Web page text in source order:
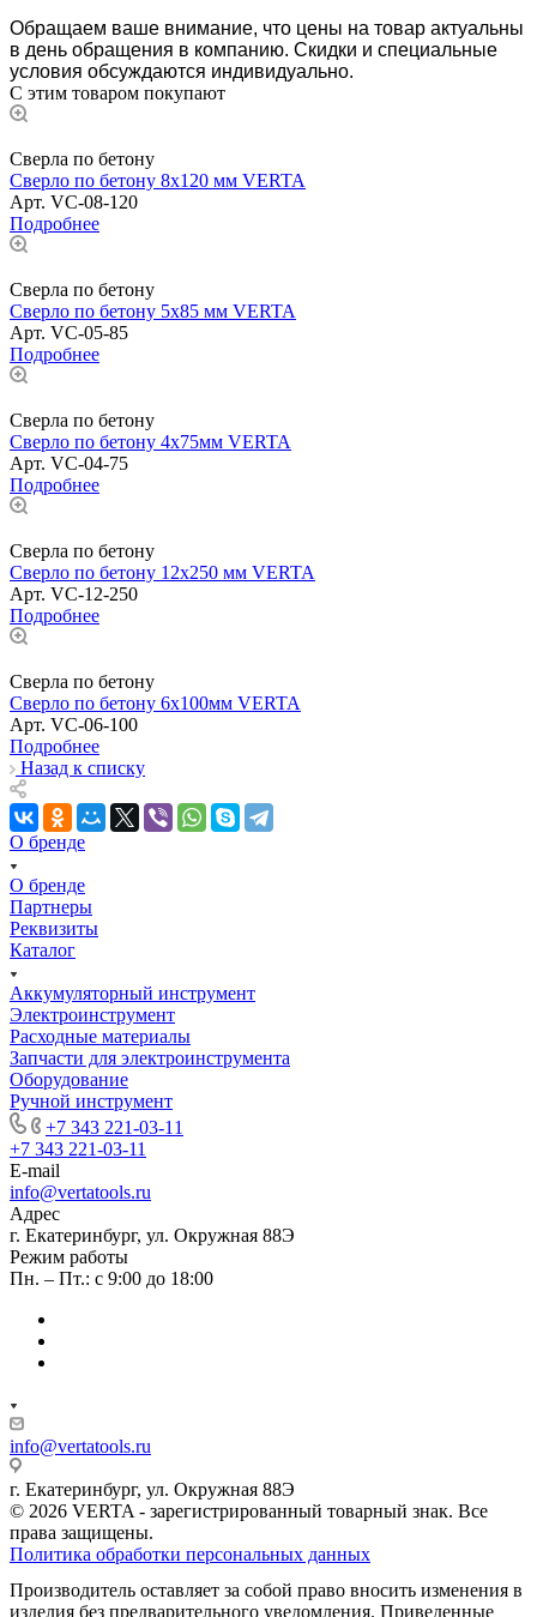
Обращаем ваше внимание, что цены на товар актуальны
в день обращения в компанию. Скидки и специальные
условия обсуждаются индивидуально.
С этим товаром покупают
Сверла по бетону
Сверло по бетону 8х120 мм VERTA
Арт. VC-08-120
Подробнее
Сверла по бетону
Сверло по бетону 5х85 мм VERTA
Арт. VC-05-85
Подробнее
Сверла по бетону
Сверло по бетону 4х75мм VERTA
Арт. VC-04-75
Подробнее
Сверла по бетону
Сверло по бетону 12х250 мм VERTA
Арт. VC-12-250
Подробнее
Сверла по бетону
Сверло по бетону 6х100мм VERTA
Арт. VC-06-100
Подробнее
Назад к списку
О бренде
О бренде
Партнеры
Реквизиты
Каталог
Аккумуляторный инструмент
Электроинструмент
Расходные материалы
Запчасти для электроинструмента
Оборудование
Ручной инструмент
+7 343 221-03-11
+7 343 221-03-11
E-mail
info@vertatools.ru
Адрес
г. Екатеринбург, ул. Окружная 88Э
Режим работы
Пн. – Пт.: с 9:00 до 18:00
info@vertatools.ru
г. Екатеринбург, ул. Окружная 88Э
© 2026 VERTA - зарегистрированный товарный знак. Все
права защищены.
Политика обработки персональных данных
Производитель оставляет за собой право вносить изменения в
изделия без предварительного уведомления. Приведенные